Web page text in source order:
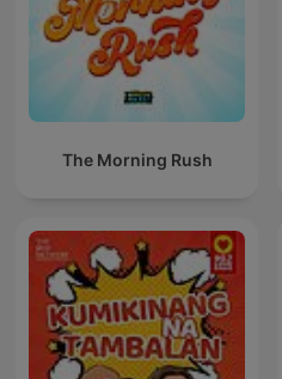
The Morning Rush